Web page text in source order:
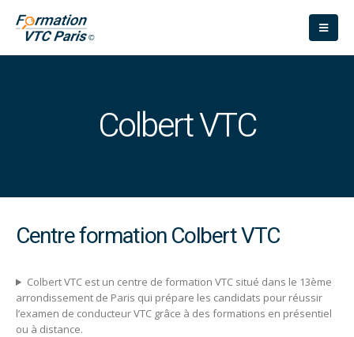
Colbert VTC
Centre formation Colbert VTC
Colbert VTC est un centre de formation VTC situé dans le 13ème
arrondissement de Paris qui prépare les candidats pour réussir
l’examen de conducteur VTC grâce à des formations en présentiel
ou à distance.